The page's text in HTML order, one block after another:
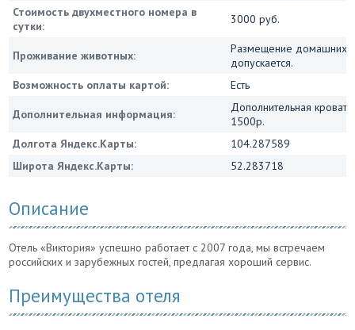
Стоимость двухместного номера в
сутки:
3000 руб.
Проживание животных:
Размещение домашних
допускается.
Возможность оплаты картой:
Есть
Дополнительная информация:
Дополнительная
1500р.
Долгота Яндекс.Карты:
104.287589
Широта Яндекс.Карты:
52.283718
Описание
Отель «Виктория» успешно работает с 2007 года, мы встречаем
российских и зарубежных гостей, предлагая хороший сервис.
Преимущества отеля